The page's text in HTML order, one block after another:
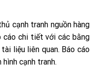
cạnh tranh nguồn hàng
cáo chi tiết với các bằng
liệu liên quan. Báo cáo
cạnh tranh.